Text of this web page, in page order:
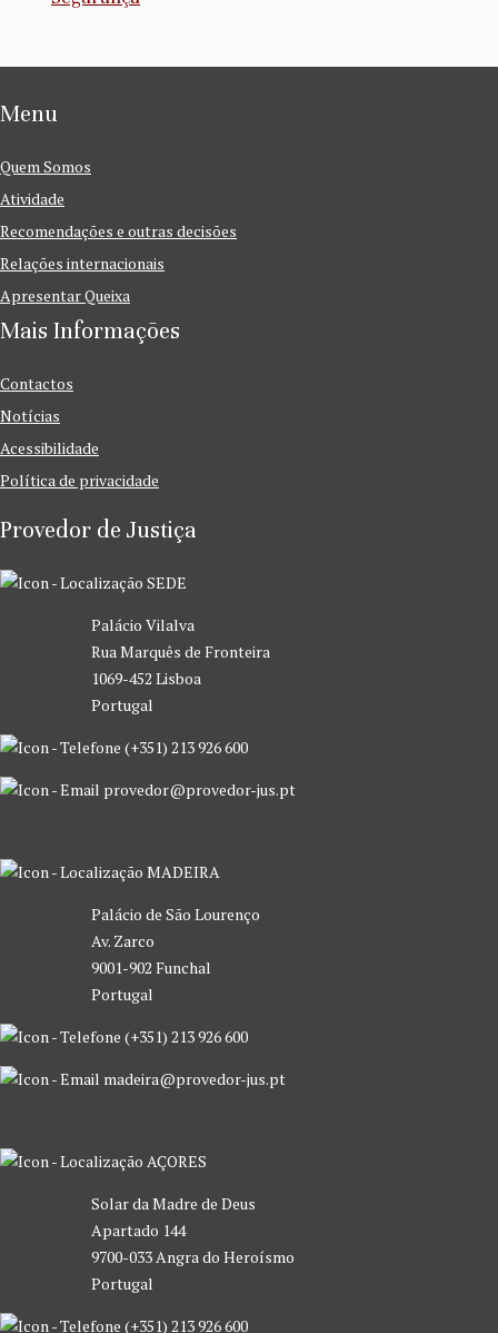
Menu
Quem Somos
Atividade
Recomendações e outras decisões
Relações internacionais
Apresentar Queixa
Mais Informações
Contactos
Notícias
Acessibilidade
Política de privacidade
Provedor de Justiça
SEDE
Palácio Vilalva
Rua Marquês de Fronteira
1069-452 Lisboa
Portugal
(+351) 213 926 600
provedor@provedor-jus.pt
MADEIRA
Palácio de São Lourenço
Av. Zarco
9001-902 Funchal
Portugal
(+351) 213 926 600
madeira@provedor-jus.pt
AÇORES
Solar da Madre de Deus
Apartado 144
9700-033 Angra do Heroísmo
Portugal
(+351) 213 926 600